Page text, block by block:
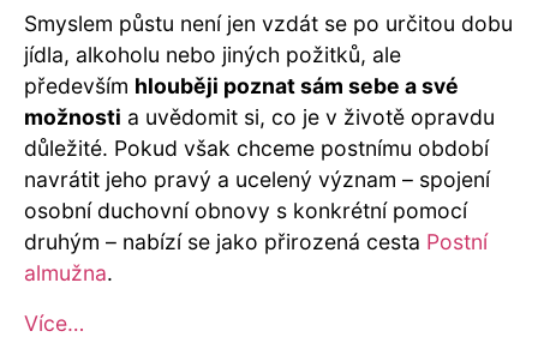
Smyslem půstu není jen vzdát se po určitou dobu
jídla, alkoholu nebo jiných požitků, ale
především hlouběji poznat sám sebe a své
možnosti a uvědomit si, co je v životě opravdu
důležité. Pokud však chceme postnímu období
navrátit jeho pravý a ucelený význam – spojení
osobní duchovní obnovy s konkrétní pomocí
druhým – nabízí se jako přirozená cesta Postní
almužna.
Více…